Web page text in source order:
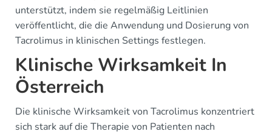
unterstützt, indem sie regelmäßig Leitlinien
veröffentlicht, die die Anwendung und Dosierung von
Tacrolimus in klinischen Settings festlegen.
Klinische Wirksamkeit In
Österreich
Die klinische Wirksamkeit von Tacrolimus konzentriert
sich stark auf die Therapie von Patienten nach